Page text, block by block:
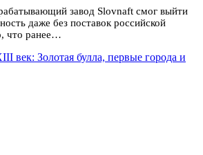
завод Slovnaft смог выйти
даже без поставок российской
что ранее…
век: Золотая булла, первые города и